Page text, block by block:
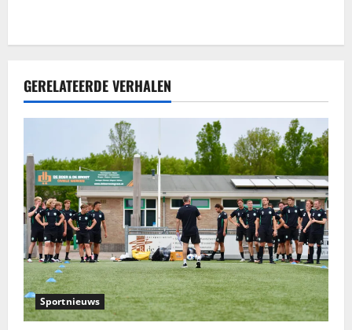
GERELATEERDE VERHALEN
Sportnieuws